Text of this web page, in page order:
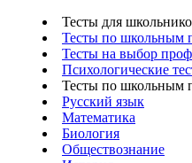
Тесты для
Тесты по школьным
Тесты на выбор
Психологические
Тесты по школьным
Русский язык
Математика
Биология
Обществознание